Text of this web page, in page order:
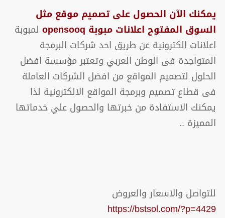
يمكنك الآن الحصول على تصميم موقع مثل
السوق المفتوح اعلانات مبوبة opensooq
لمبوبة
اعلانات الكترونية عن طريق احد شركات البرمجة
المتواجدة فى الوطن العربي وتعتبر مؤسسة افضل
الحلول لتصميم المواقع من افضل الشركات العاملة
فى قطاع تصميم وبرمجة المواقع الالكترونية لذا
يمكنك الاستفادة من خبرتها والحصول علي خدماتها
المميزة ..
للتواصل والاسعار والعروض
https://bstsol.com/?p=4429